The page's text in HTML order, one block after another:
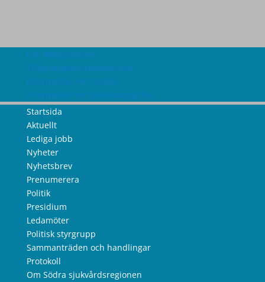
Om webbplatsen
Tillgänglighetsredogörelse
Information om cookies
Information om personuppgifter
Startsida
Aktuellt
Lediga jobb
Nyheter
Nyhetsbrev
Prenumerera
Politik
Presidium
Ledamöter
Politisk styrgrupp
Sammanträden och handlingar
Protokoll
Om Södra sjukvårdsregionen